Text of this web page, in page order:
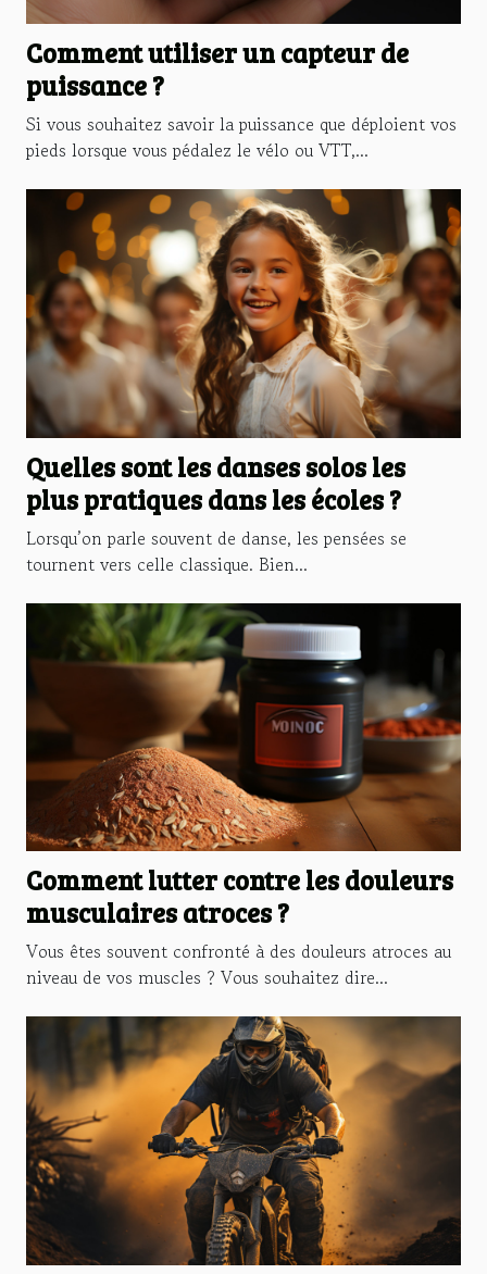
Comment utiliser un capteur de
puissance ?
Si vous souhaitez savoir la puissance que déploient vos
pieds lorsque vous pédalez le vélo ou VTT,...
Quelles sont les danses solos les
plus pratiques dans les écoles ?
Lorsqu’on parle souvent de danse, les pensées se
tournent vers celle classique. Bien...
Comment lutter contre les douleurs
musculaires atroces ?
Vous êtes souvent confronté à des douleurs atroces au
niveau de vos muscles ? Vous souhaitez dire...